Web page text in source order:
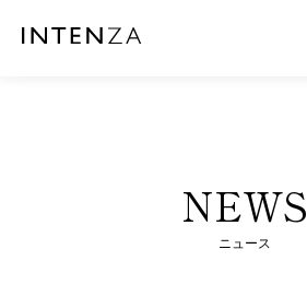
NEWS
ニュース